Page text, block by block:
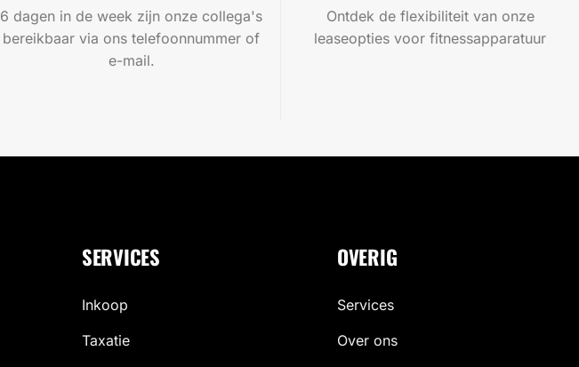
6 dagen in de week zijn onze collega's
bereikbaar via ons telefoonnummer of
e-mail.
Ontdek de flexibiliteit van onze
leaseopties voor fitnessapparatuur
SERVICES
Inkoop
Taxatie
OVERIG
Services
Over ons